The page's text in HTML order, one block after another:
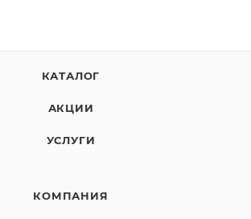
КАТАЛОГ
АКЦИИ
УСЛУГИ
КОМПАНИЯ